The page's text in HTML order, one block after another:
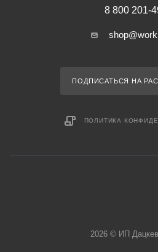
8 800 201-
ПОДПИСАТЬСЯ НА
ПОЛИТИКА
2026 © ИП